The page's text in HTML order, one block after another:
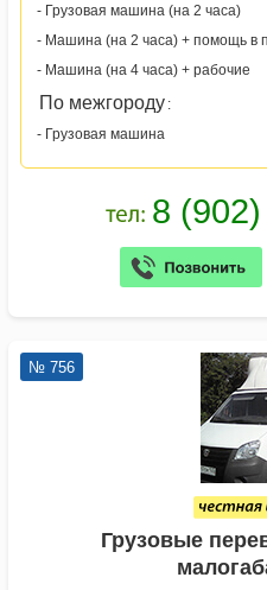
- Грузовая машина (на 2 часа)
- Машина (на 2 часа) + помощь в
- Машина (на 4 часа) + рабочие
По межгороду :
- Грузовая машина
№ 756
Грузовые